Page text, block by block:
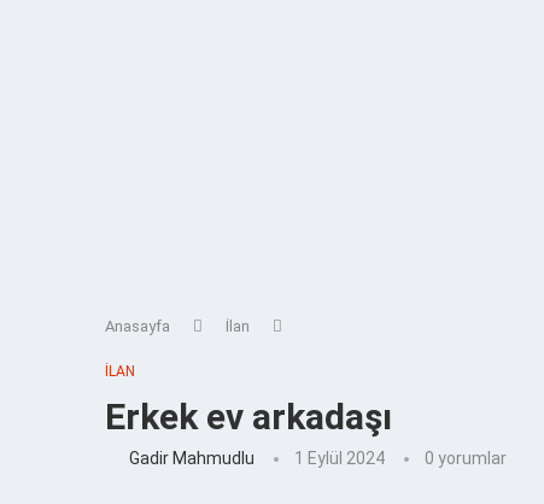
Anasayfa İlan
İLAN
Erkek ev arkadaşı
Gadir Mahmudlu 1 Eylül 2024 0 yorumlar